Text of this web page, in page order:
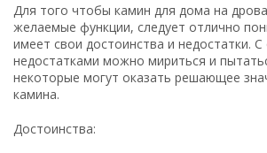
Для того чтобы камин для дома на
желаемые функции, следует отлично
имеет свои достоинства и недостатки.
недостатками можно мириться и
некоторые могут оказать решающее
камина.
Достоинства: